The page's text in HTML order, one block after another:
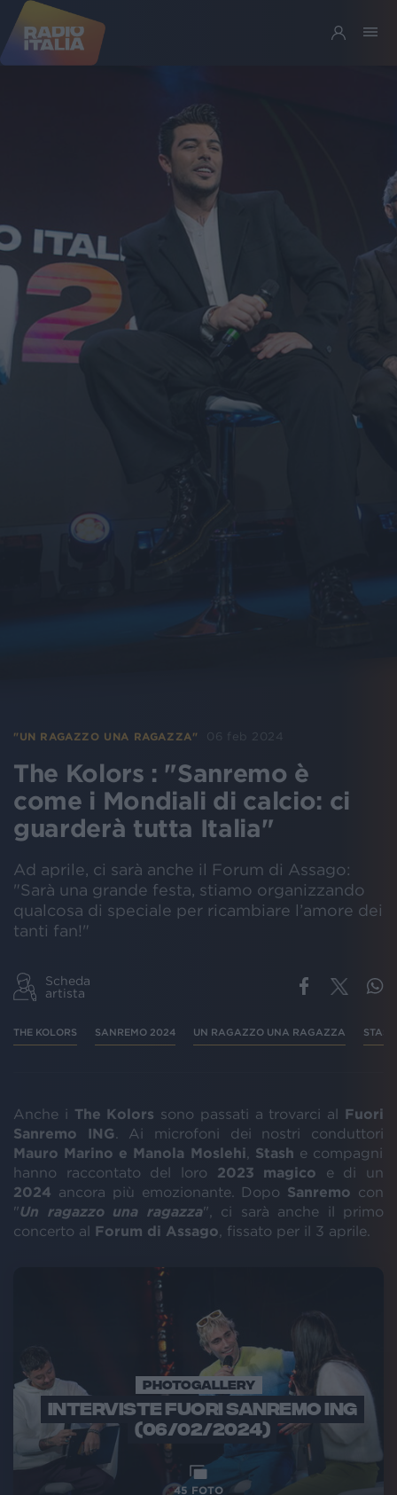
"UN RAGAZZO UNA RAGAZZA" 06 feb 2024
The Kolors : "Sanremo è
come i Mondiali di calcio: ci
guarderà tutta Italia"
Ad aprile, ci sarà anche il Forum di Assago:
"Sarà una grande festa, stiamo organizzando
qualcosa di speciale per ricambiare l’amore dei
tanti fan!"
Scheda
artista
THE KOLORS SANREMO 2024 UN RAGAZZO UNA RAGAZZA STASH
Anche i The Kolors sono passati a trovarci al
Fuori
Sanremo ING . Ai microfoni dei nostri conduttori
Mauro Marino e Manola Moslehi
Stash e compagni
hanno raccontato del loro 2023 magico e di un
2024 ancora più emozionante. Dopo Sanremo con
"Un ragazzo una ragazza", ci sarà anche il primo
concerto al
Forum di Assago , fissato per il 3 aprile.
PHOTOGALLERY
INTERVISTE FUORI SANREMO ING
(06/02/2024)
45 FOTO